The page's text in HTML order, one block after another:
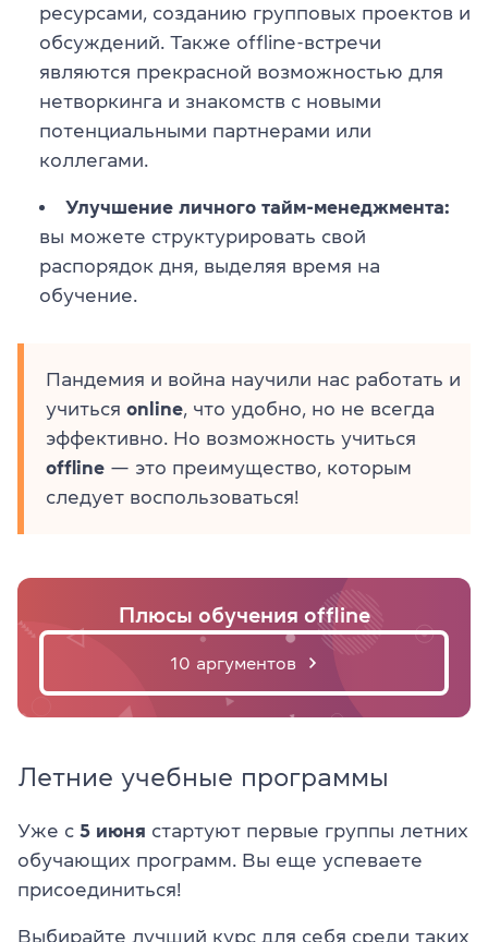
ресурсами, созданию групповых проектов и
обсуждений. Также offline-встречи
являются прекрасной возможностью для
нетворкинга и знакомств с новыми
потенциальными партнерами или
коллегами.
Улучшение личного тайм-менеджмента:
вы можете структурировать свой
распорядок дня, выделяя время на
обучение.
Пандемия и война научили нас работать и
учиться online, что удобно, но не всегда
эффективно. Но возможность учиться
offline — это преимущество, которым
следует воспользоваться!
Плюсы обучения offline
10 аргументов
Летние учебные программы
Уже с 5 июня стартуют первые группы летних
обучающих программ. Вы еще успеваете
присоединиться!
Выбирайте лучший курс для себя среди таких